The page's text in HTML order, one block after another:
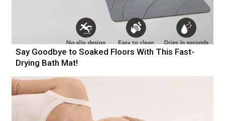
Say Goodbye to Soaked Floors With This Fast-
Drying Bath Mat!